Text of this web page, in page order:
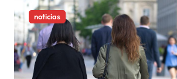
noticias